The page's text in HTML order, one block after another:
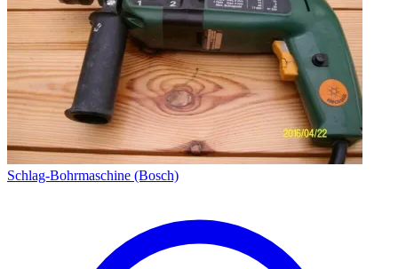
Schlag-Bohrmaschine (Bosch)